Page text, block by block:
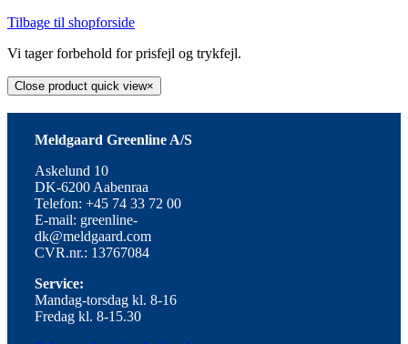
Tilbage til shopforside
Vi tager forbehold for prisfejl og trykfejl.
Close product quick view×
Meldgaard Greenline A/S
Askelund 10
DK-6200 Aabenraa
Telefon: +45 74 33 72 00
E-mail: greenline-
dk@meldgaard.com
CVR.nr.: 13767084
Service:
Mandag-torsdag kl. 8-16
Fredag kl. 8-15.30